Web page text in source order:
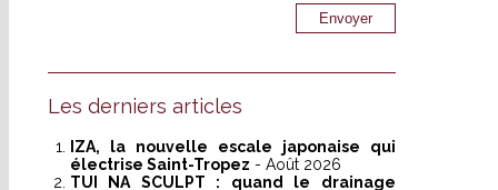
Les derniers articles
IZA, la nouvelle escale japonaise qui
électrise Saint-Tropez - Août 2026
TUI NA SCULPT : quand le drainage